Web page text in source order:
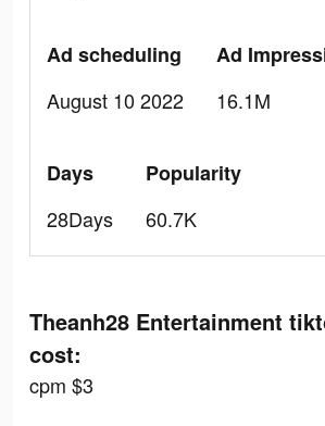
Ad scheduling
August 10 2022
Ad
16.1M
Days
28Days
Popularity
60.7K
Theanh28 Entertainment
cost:
cpm $3